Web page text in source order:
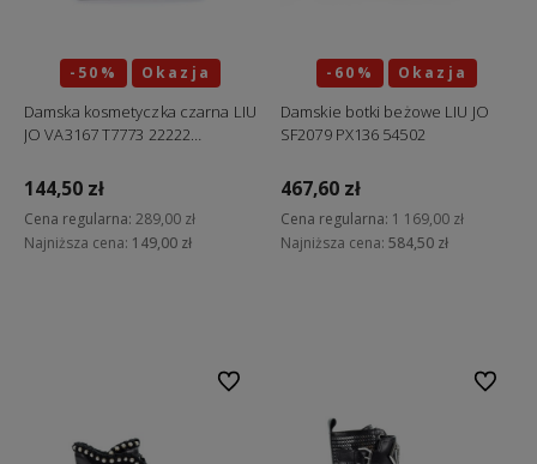
-50% Okazja
Damska kosmetyczka czarna LIU
JO VA3167 T7773 22222
144,50 zł
Cena regularna: 289,00 zł
Najniższa cena: 149,00 zł
-60% Okazja
Damskie botki beżowe LIU JO
SF2079 PX136 54502
467,60 zł
Cena regularna: 1 169,00 zł
Najniższa cena: 584,50 zł
Do ulubionych Do